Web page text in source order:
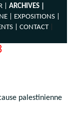
|
ARCHIVES |
|
EXPOSITIONS |
| CONTACT|
palestinienne